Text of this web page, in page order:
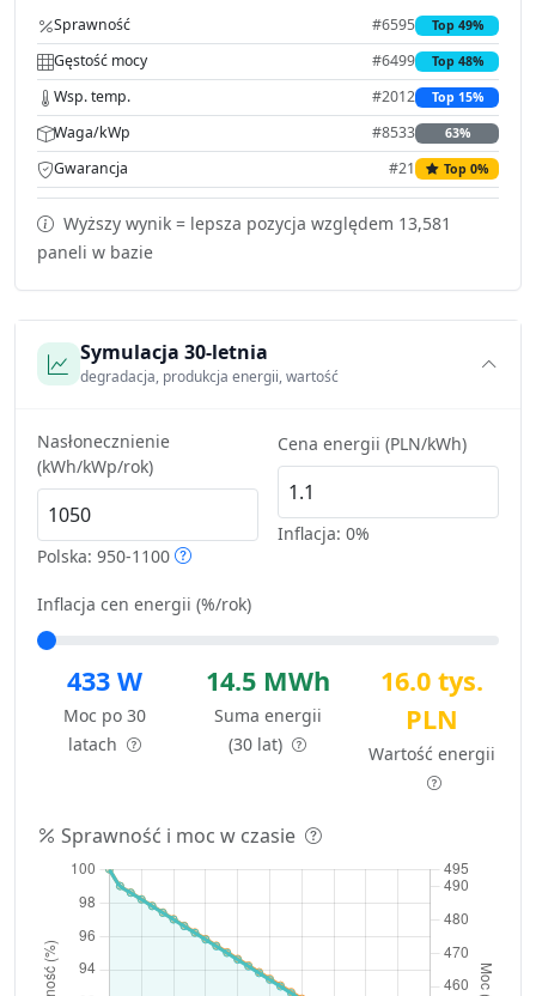
Sprawność #6595 Top 49%
Gęstość mocy #6499 Top 48%
Wsp. temp. #2012 Top 15%
Waga/kWp #8533 63%
Gwarancja #21 Top 0%
Wyższy wynik = lepsza pozycja względem 13,581
paneli w bazie
Symulacja 30-letnia
degradacja, produkcja energii, wartość
Nasłonecznienie
(kWh/kWp/rok)
Polska: 950-1100
Cena energii (PLN/kWh)
Inflacja: 0%
Inflacja cen energii (%/rok)
433 W
Moc po 30
latach
14.5 MWh
Suma energii
(30 lat)
16.0 tys.
PLN
Wartość energii
Sprawność i moc w czasie